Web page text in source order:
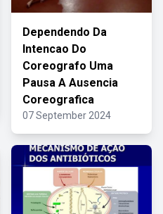
Dependendo Da
Intencao Do
Coreografo Uma
Pausa A Ausencia
Coreografica
07 September 2024